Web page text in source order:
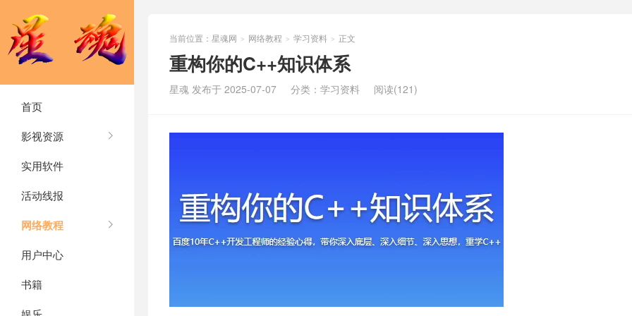
首页
影视资源
实用软件
活动线报
网络教程
用户中心
书籍
当前位置： 星魂网 > 网络教程 > 学习资料 > 正文
重构你的C++知识体系
星魂 发布于 2025-07-07 分类： 学习资料 阅读(121)